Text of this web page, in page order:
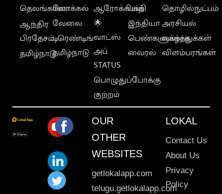
தெலங்கானா
ஆந்திர
பிரதேசம்
தமிழ்நாடு
லோக்கல்
வேலை
டிரெண்டிங்
தமிழ்நாடு
ஆரோக்கியம்
🌟
வாட்ஸ்
அப்
STATUS
பொழுதுப்போக்கு
குற்றம்
பக்தி
இந்தியா
பெண்களுக்காக
வைரல்
தொழில்நுட்பம்
அரசியல்
வாழ்த்துக்கள்
விளம்பரங்கள்
OUR
OTHER
WEBSITES
getlokalapp.com
telugu.getlokalapp.com
LOKAL
Contact Us
About Us
Privacy
Policy